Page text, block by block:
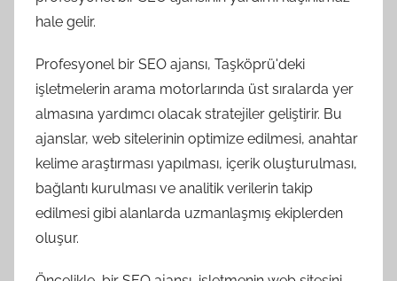
hale gelir.
Profesyonel bir SEO ajansı, Taşköprü'deki
işletmelerin arama motorlarında üst sıralarda yer
almasına yardımcı olacak stratejiler geliştirir. Bu
ajanslar, web sitelerinin optimize edilmesi, anahtar
kelime araştırması yapılması, içerik oluşturulması,
bağlantı kurulması ve analitik verilerin takip
edilmesi gibi alanlarda uzmanlaşmış ekiplerden
oluşur.